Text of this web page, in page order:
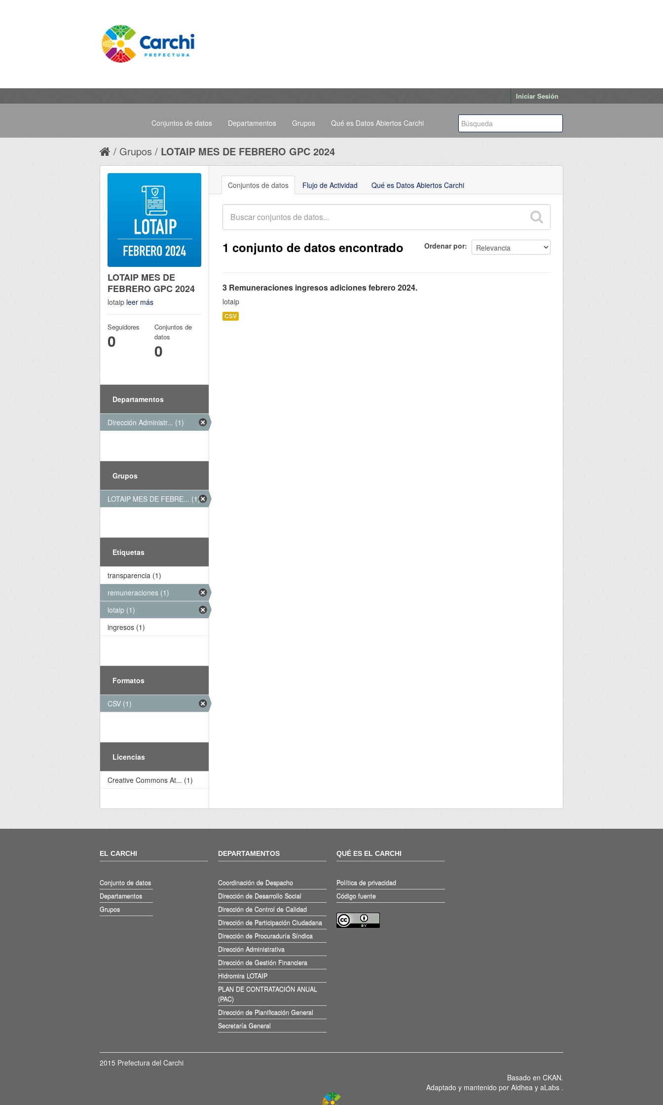
Iniciar Sesión
Conjuntos de datos Departamentos Grupos Qué es Datos Abiertos Carchi
Grupos LOTAIP MES DE FEBRERO GPC 2024
Conjuntos de datos Flujo de Actividad Qué es Datos Abiertos Carchi
Ordenar por
1 conjunto de datos encontrado
3 Remuneraciones ingresos adiciones febrero 2024.
lotaip
CSV
LOTAIP MES DE
FEBRERO GPC 2024
lotaip leer más
Seguidores
0
Conjuntos de
datos
0
Departamentos
Dirección Administr... (1)
Grupos
LOTAIP MES DE FEBRE... (1)
Etiquetas
transparencia (1)
remuneraciones (1)
lotaip (1)
ingresos (1)
Formatos
CSV (1)
Licencias
Creative Commons At... (1)
EL CARCHI
Conjunto de datos
Departamentos
Grupos
DEPARTAMENTOS
Coordinación de Despacho
Dirección de Desarrollo Social
Dirección de Control de Calidad
Dirección de Participación Ciudadana
Dirección de Procuraduría Síndica
Dirección Administrativa
Dirección de Gestión Financiera
Hidromira LOTAIP
PLAN DE CONTRATACIÓN ANUAL
(PAC)
Dirección de Planificación General
Secretaría General
QUÉ ES EL CARCHI
Política de privacidad
Código fuente
2015 Prefectura del Carchi
Basado en CKAN.
Adaptado y mantenido por Aldhea y aLabs .